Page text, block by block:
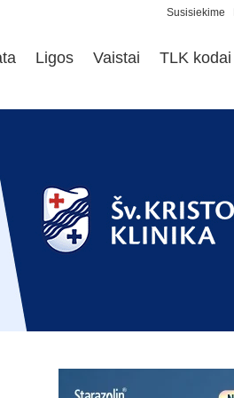
Susisiekime
Ligos Vaistai TLK kodai